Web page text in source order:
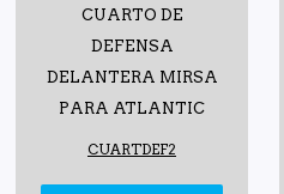
CUARTO DE
DEFENSA
DELANTERA MIRSA
PARA ATLANTIC
CUARTDEF2